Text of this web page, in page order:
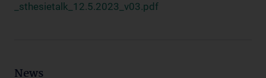
_sthesietalk_12.5.2023_v03.pdf
News